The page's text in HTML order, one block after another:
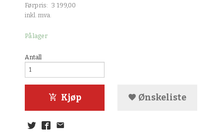
Førpris: 3 199,00
Rabatt
inkl. mva.
På lager
Antall
Kjøp Ønskeliste